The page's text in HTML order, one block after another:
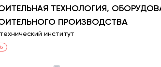
ТЕХНОЛОГИЯ,
ПРОИЗВОДСТВА
институт